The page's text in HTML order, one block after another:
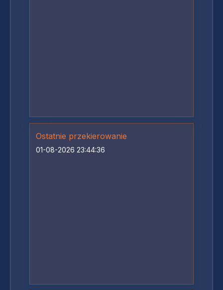
Ostatnie przekierowanie
01-08-2026 23:44:36